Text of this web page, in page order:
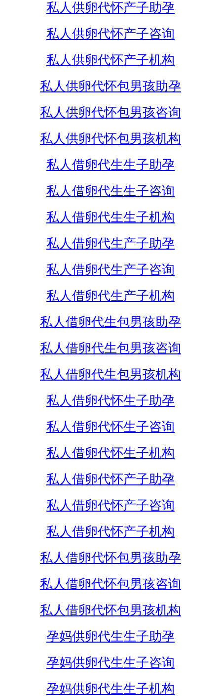
私人供卵代怀产子助孕
私人供卵代怀产子咨询
私人供卵代怀产子机构
私人供卵代怀包男孩助孕
私人供卵代怀包男孩咨询
私人供卵代怀包男孩机构
私人借卵代生生子助孕
私人借卵代生生子咨询
私人借卵代生生子机构
私人借卵代生产子助孕
私人借卵代生产子咨询
私人借卵代生产子机构
私人借卵代生包男孩助孕
私人借卵代生包男孩咨询
私人借卵代生包男孩机构
私人借卵代怀生子助孕
私人借卵代怀生子咨询
私人借卵代怀生子机构
私人借卵代怀产子助孕
私人借卵代怀产子咨询
私人借卵代怀产子机构
私人借卵代怀包男孩助孕
私人借卵代怀包男孩咨询
私人借卵代怀包男孩机构
孕妈供卵代生生子助孕
孕妈供卵代生生子咨询
孕妈供卵代生生子机构